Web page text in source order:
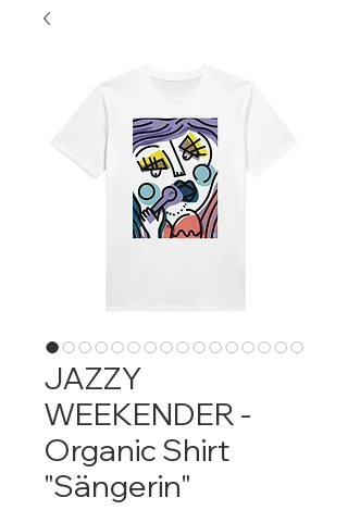
JAZZY
WEEKENDER -
Organic Shirt
"Sängerin"